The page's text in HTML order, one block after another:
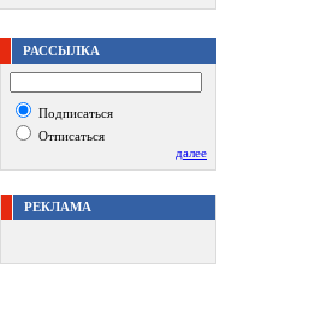
РАССЫЛКА
Подписаться
Отписаться
далее
РЕКЛАМА